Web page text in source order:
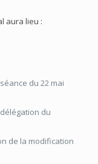
aura lieu :
du 22 mai
du
de la modification